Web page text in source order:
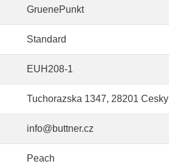
GruenePunkt
Standard
EUH208-1
Tuchorazska 1347, 28201
info@buttner.cz
Peach